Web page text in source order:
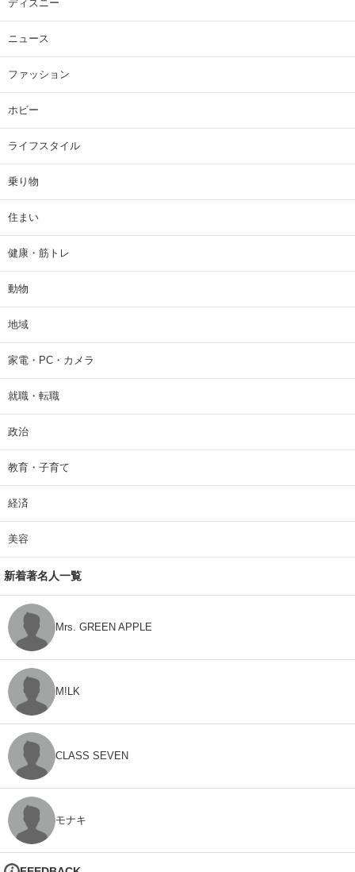
ディズニー
ニュース
ファッション
ホビー
ライフスタイル
乗り物
住まい
健康・筋トレ
動物
地域
家電・PC・カメラ
就職・転職
政治
教育・子育て
経済
美容
新着著名人一覧
Mrs. GREEN APPLE
M!LK
CLASS SEVEN
モナキ